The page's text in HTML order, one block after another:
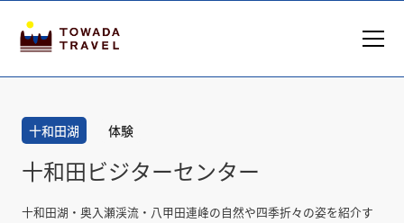
十和田湖 体験
十和田ビジターセンター
十和田湖・奥入瀬渓流・八甲田連峰の自然や四季折々の姿を紹介す